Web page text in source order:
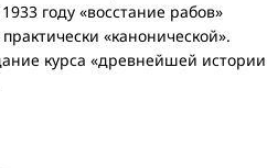
году «восстание рабов»
«канонической».
курса «древнейшей истории